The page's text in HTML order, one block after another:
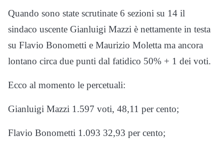
Quando sono state scrutinate 6 sezioni su 14 il
sindaco uscente Gianluigi Mazzi è nettamente in testa
su Flavio Bonometti e Maurizio Moletta ma ancora
lontano circa due punti dal fatidico 50% + 1 dei voti.
Ecco al momento le percetuali:
Gianluigi Mazzi 1.597 voti, 48,11 per cento;
Flavio Bonometti 1.093 32,93 per cento;